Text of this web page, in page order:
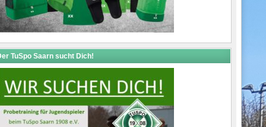
TuSpo Saarn sucht Dich!